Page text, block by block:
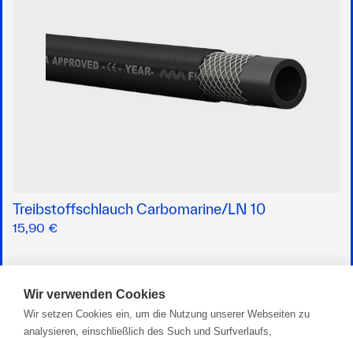
Treibstoffschlauch Carbomarine/LN 10
15,90 €
Wir verwenden Cookies
Wir setzen Cookies ein, um die Nutzung unserer Webseiten zu
analysieren, einschließlich des Such und Surfverlaufs,